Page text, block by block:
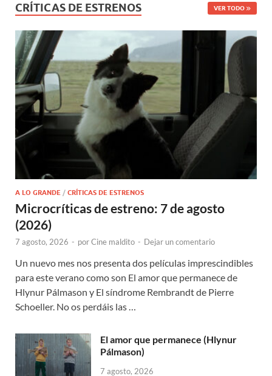
CRÍTICAS DE ESTRENOS VER TODO
A LO GRANDE / CRÍTICAS DE ESTRENOS
Microcríticas de estreno: 7 de agosto
(2026)
7 agosto, 2026 - porCine maldito - Dejar un comentario
Un nuevo mes nos presenta dos películas imprescindibles
para este verano como son El amor que permanece de
Hlynur Pálmason y El síndrome Rembrandt de Pierre
Schoeller. No os perdáis las …
El amor que permanece (Hlynur
Pálmason)
7 agosto, 2026